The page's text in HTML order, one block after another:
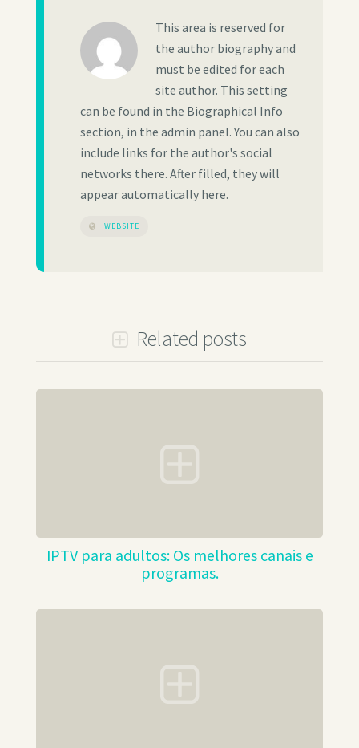
This area is reserved for
the author biography and
must be edited for each
site author. This setting
can be found in the Biographical Info
section, in the admin panel. You can also
include links for the author's social
networks there. After filled, they will
appear automatically here.
WEBSITE
Related posts
IPTV para adultos: Os melhores canais e
programas.